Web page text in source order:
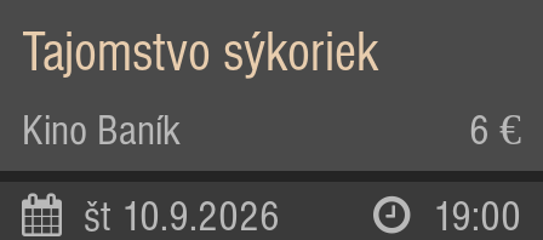
Tajomstvo sýkoriek
Kino Baník 6 €
št 10.9.2026 19:00